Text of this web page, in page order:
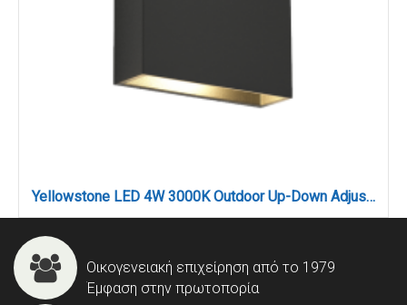
Yellowstone LED 4W 3000K Outdoor Up-Down Adjustable Wall Lamp Anthracite D:12cmx12cm (80200941)
Οικογενειακή επιχείρηση από το 1979
Έμφαση στην πρωτοπορία